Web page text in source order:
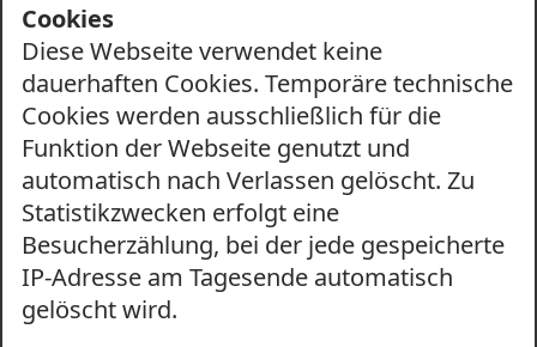
Cookies
Diese Webseite verwendet keine
dauerhaften Cookies. Temporäre technische
Cookies werden ausschließlich für die
Funktion der Webseite genutzt und
automatisch nach Verlassen gelöscht. Zu
Statistikzwecken erfolgt eine
Besucherzählung, bei der jede gespeicherte
IP-Adresse am Tagesende automatisch
gelöscht wird.